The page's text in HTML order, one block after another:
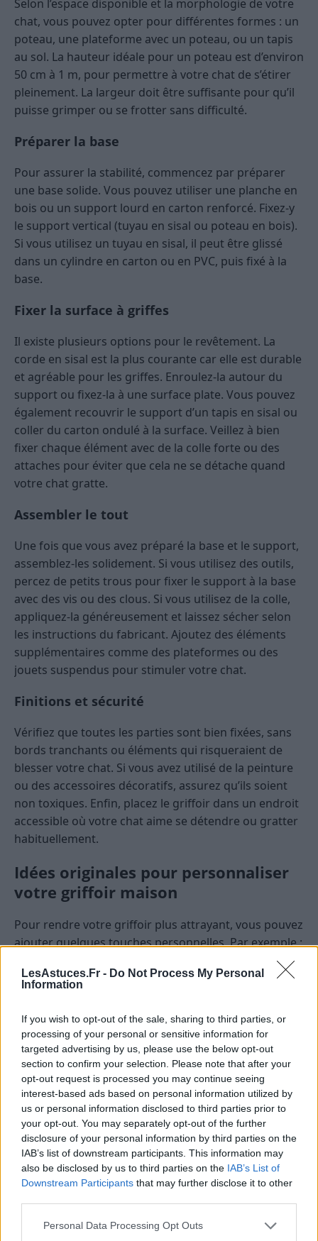
LesAstuces.Fr - Do Not Process My Personal
Information
If you wish to opt-out of the sale, sharing to third parties, or
processing of your personal or sensitive information for
targeted advertising by us, please use the below opt-out
section to confirm your selection. Please note that after your
opt-out request is processed you may continue seeing
interest-based ads based on personal information utilized by
us or personal information disclosed to third parties prior to
your opt-out. You may separately opt-out of the further
disclosure of your personal information by third parties on the
IAB’s list of downstream participants. This information may
also be disclosed by us to third parties on the IAB’s List of
Downstream Participants that may further disclose it to other
Personal Data Processing Opt Outs
Selon l’espace disponible et la morphologie de votre
chat, vous pouvez opter pour différentes formes : un
poteau, une plateforme avec un poteau, ou un tapis
au sol. La hauteur idéale pour un poteau est d’environ
50 cm à 1 m, pour permettre à votre chat de s’étirer
pleinement. La largeur doit être suffisante pour qu’il
puisse grimper ou se frotter sans difficulté.
Préparer la base
Pour assurer la stabilité, commencez par préparer
une base solide. Vous pouvez utiliser une planche en
bois ou un support lourd en carton renforcé. Fixez-y
le support vertical (tuyau en sisal ou poteau en bois).
Si vous utilisez un tuyau en sisal, il peut être glissé
dans un cylindre en carton ou en PVC, puis fixé à la
base.
Fixer la surface à griffes
Il existe plusieurs options pour le revêtement. La
corde en sisal est la plus courante car elle est durable
et agréable pour les griffes. Enroulez-la autour du
support ou fixez-la à une surface plate. Vous pouvez
également recouvrir le support d’un tapis en sisal ou
coller du carton ondulé à la surface. Veillez à bien
fixer chaque élément avec de la colle forte ou des
attaches pour éviter que cela ne se détache quand
votre chat gratte.
Assembler le tout
Une fois que vous avez préparé la base et le support,
assemblez-les solidement. Si vous utilisez des outils,
percez de petits trous pour fixer le support à la base
avec des vis ou des clous. Si vous utilisez de la colle,
appliquez-la généreusement et laissez sécher selon
les instructions du fabricant. Ajoutez des éléments
supplémentaires comme des plateformes ou des
jouets suspendus pour stimuler votre chat.
Finitions et sécurité
Vérifiez que toutes les parties sont bien fixées, sans
bords tranchants ou éléments qui risqueraient de
blesser votre chat. Si vous avez utilisé de la peinture
ou des accessoires décoratifs, assurez qu’ils soient
non toxiques. Enfin, placez le griffoir dans un endroit
accessible où votre chat aime se détendre ou gratter
habituellement.
Idées originales pour personnaliser
votre griffoir maison
Pour rendre votre griffoir plus attrayant, vous pouvez
ajouter quelques touches personnelles. Par exemple :
Installer une plateforme en haut pour que le chat
puisse observer son environnement
Ajouter des jouets suspendus ou des plumes
pour stimuler sa curiosité
Recouvrir la base ou le support avec un tissu
coloré ou à motifs
Utiliser des matériaux écologiques ou naturels
pour un intérieur plus sain
Conseils pour entretenir et
prolonger la durée de vie de votre
griffoir maison
important de l’entretenir régulièrement. Voici